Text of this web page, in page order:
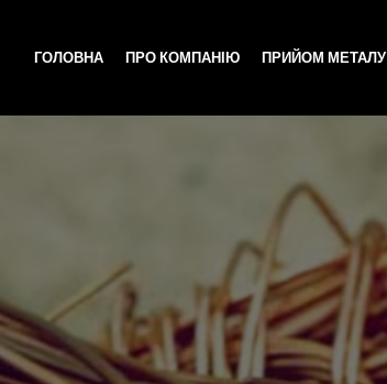
ГОЛОВНА ПРО КОМПАНІЮ ПРИЙОМ МЕТАЛУ